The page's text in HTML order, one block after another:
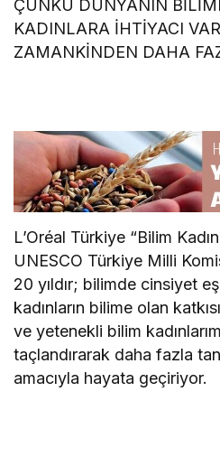
ÇÜNKÜ DÜNYANIN
KADINLARA İHTİYACI
ZAMANKİNDEN DAHA
L’Oréal Türkiye “Bilim
UNESCO Türkiye Milli
20 yıldır; bilimde cinsiyet
kadınların bilime olan
ve yetenekli bilim
taçlandırarak daha fazla
amacıyla hayata geçiriyor.